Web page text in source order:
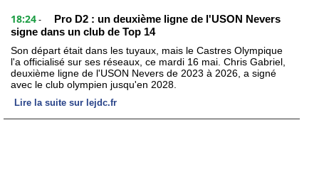
18:24 -
Pro D2 : un deuxième ligne de l'USON Nevers
signe dans un club de Top 14
Son départ était dans les tuyaux, mais le Castres Olympique
l'a officialisé sur ses réseaux, ce mardi 16 mai. Chris Gabriel,
deuxième ligne de l'USON Nevers de 2023 à 2026, a signé
avec le club olympien jusqu'en 2028.
Lire la suite sur lejdc.fr